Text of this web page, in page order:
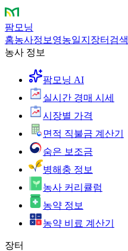
팜모닝
홈농사정보 영농일지 장터 검색
농사 정보
팜모닝 AI
실시간 경매 시세
시장별 가격
면적 직불금 계산기
숨은 보조금
병해충 정보
농사 커리큘럼
농약 정보
농약 비료 계산기
장터